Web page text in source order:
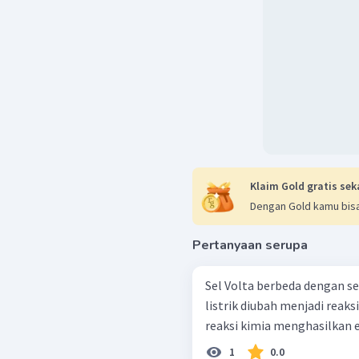
Katode : terjadi reaksi
katode terjadi reduksi ion
Anode : terjadi
anode yang
maka yang teroksidasi di
Reaksi di anode :
Penentuan reaksi total
Klaim Gold gratis
Dengan Gold kamu
Pertanyaan serupa
Sel Volta berbeda dengan sel elektrolisis
listrik diubah menjadi
reaksi kimia menghasilkan
1 0.0